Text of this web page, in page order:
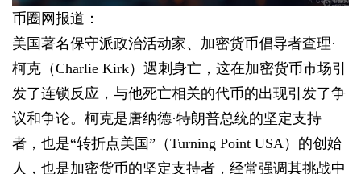
币圈网报道：
美国著名保守派政治活动家、加密货币倡导者查理·
柯克（Charlie Kirk）遇刺身亡，这在加密货币市场引
发了连锁反应，与他死亡相关的代币的出现引发了争
议和争论。柯克是唐纳德·特朗普总统的坚定支持
者，也是“转折点美国”（Turning Point USA）的创始
人，也是加密货币的坚定支持者，经常强调其挑战中